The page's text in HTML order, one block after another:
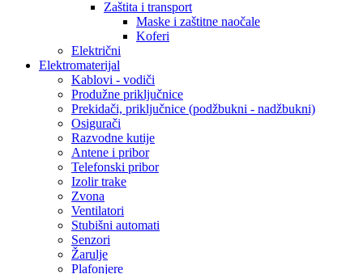
Zaštita i transport
Maske i zaštitne naočale
Koferi
Električni
Elektromaterijal
Kablovi - vodiči
Produžne priključnice
Prekidači, priključnice (podžbukni - nadžbukni)
Osigurači
Razvodne kutije
Antene i pribor
Telefonski pribor
Izolir trake
Zvona
Ventilatori
Stubišni automati
Senzori
Žarulje
Plafonjere